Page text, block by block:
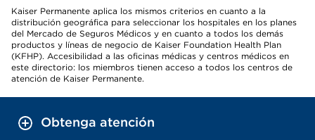
Kaiser Permanente aplica los mismos criterios en cuanto a la
distribución geográfica para seleccionar los hospitales en los planes
del Mercado de Seguros Médicos y en cuanto a todos los demás
productos y líneas de negocio de Kaiser Foundation Health Plan
(KFHP). Accesibilidad a las oficinas médicas y centros médicos en
este directorio: los miembros tienen acceso a todos los centros de
atención de Kaiser Permanente.
Obtenga atención